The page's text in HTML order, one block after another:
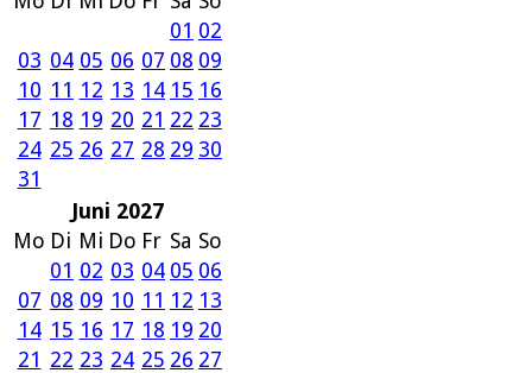
01 02
03 04 05 06 07 08 09
10 11 12 13 14 15 16
17 18 19 20 21 22 23
24 25 26 27 28 29 30
31
Juni 2027
Mo Di Mi Do Fr Sa So
01 02 03 04 05 06
07 08 09 10 11 12 13
14 15 16 17 18 19 20
21 22 23 24 25 26 27